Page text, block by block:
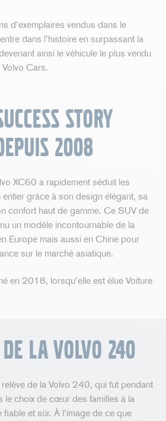
d’exemplaires vendus dans le
dans l’histoire en surpassant la
ainsi le véhicule le plus vendu
Cars.
story
2008
XC60 a rapidement séduit les
grâce à son design élégant, sa
confort haut de gamme. Ce SUV de
un modèle incontournable de la
Europe mais aussi en Chine pour
sur le marché asiatique.
en 2018, lorsqu’elle est élue Voiture
la Volvo 240
de la Volvo 240, qui fut pendant
le choix de cœur des familles à la
fiable et sûr. À l’image de ce que